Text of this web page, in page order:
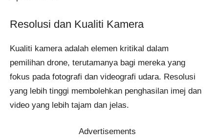
Resolusi dan Kualiti Kamera
Kualiti kamera adalah elemen kritikal dalam
pemilihan drone, terutamanya bagi mereka yang
fokus pada fotografi dan videografi udara. Resolusi
yang lebih tinggi membolehkan penghasilan imej dan
video yang lebih tajam dan jelas.
Advertisements